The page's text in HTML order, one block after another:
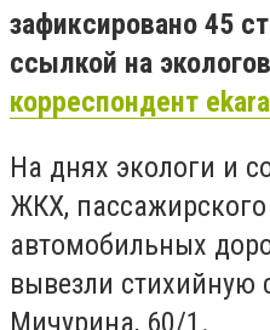
зафиксировано 45
ссылкой на экологов
корреспондент
На днях экологи и
ЖКХ, пассажирского
автомобильных
вывезли стихийную
Мичурина, 60/1.